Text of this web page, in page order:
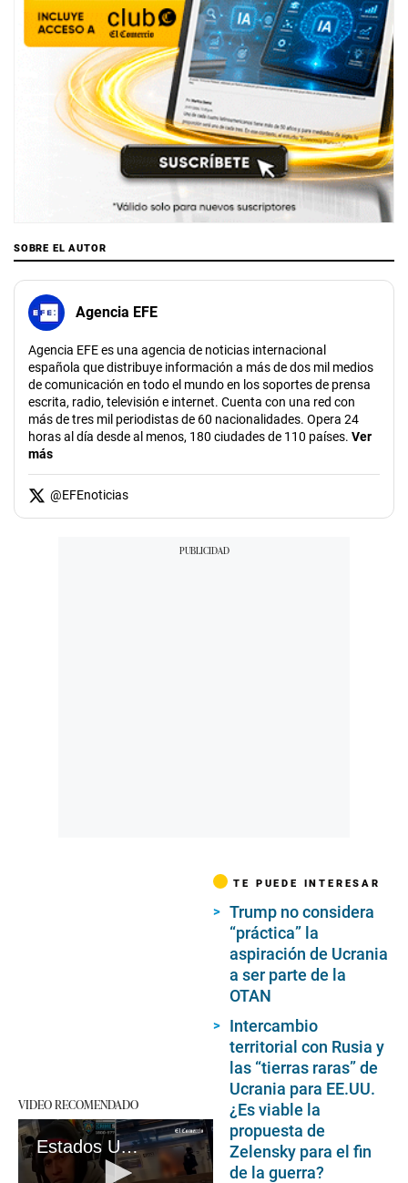
SOBRE EL AUTOR
Agencia EFE
Agencia EFE es una agencia de noticias internacional
española que distribuye información a más de dos mil medios
de comunicación en todo el mundo en los soportes de prensa
escrita, radio, televisión e internet. Cuenta con una red con
más de tres mil periodistas de 60 nacionalidades. Opera 24
horas al día desde al menos, 180 ciudades de 110 países. Ver
más
@EFEnoticias
VIDEO RECOMENDADO
Estados Unidos: hombre prende fuego a mujer en metro de Brooklyn
TE PUEDE INTERESAR
Trump no considera
“práctica” la
aspiración de Ucrania
a ser parte de la
OTAN
Intercambio
territorial con Rusia y
las “tierras raras” de
Ucrania para EE.UU.
¿Es viable la
propuesta de
Zelensky para el fin
de la guerra?